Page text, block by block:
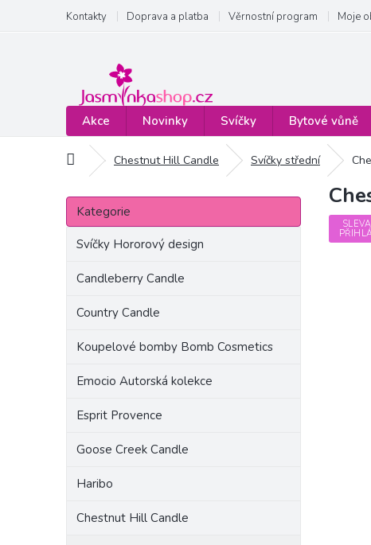
obsah
Kontakty Doprava a platba Věrnostní program Moje
Akce Novinky Svíčky Bytové vůně
Domů Chestnut Hill Candle Svíčky střední
P
s
Přeskočit
kategorie
Kategorie
Svíčky Hororový design
Candleberry Candle
Country Candle
Koupelové bomby Bomb Cosmetics
Emocio Autorská kolekce
Esprit Provence
Goose Creek Candle
Haribo
Chestnut Hill Candle